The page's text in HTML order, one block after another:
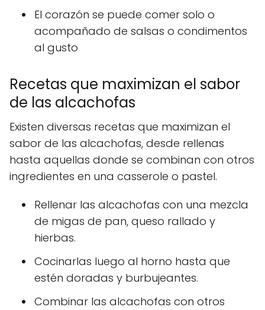
El corazón se puede comer solo o
acompañado de salsas o condimentos
al gusto
Recetas que maximizan el sabor
de las alcachofas
Existen diversas recetas que maximizan el
sabor de las alcachofas, desde rellenas
hasta aquellas donde se combinan con otros
ingredientes en una casserole o pastel.
Rellenar las alcachofas con una mezcla
de migas de pan, queso rallado y
hierbas.
Cocinarlas luego al horno hasta que
estén doradas y burbujeantes.
Combinar las alcachofas con otros